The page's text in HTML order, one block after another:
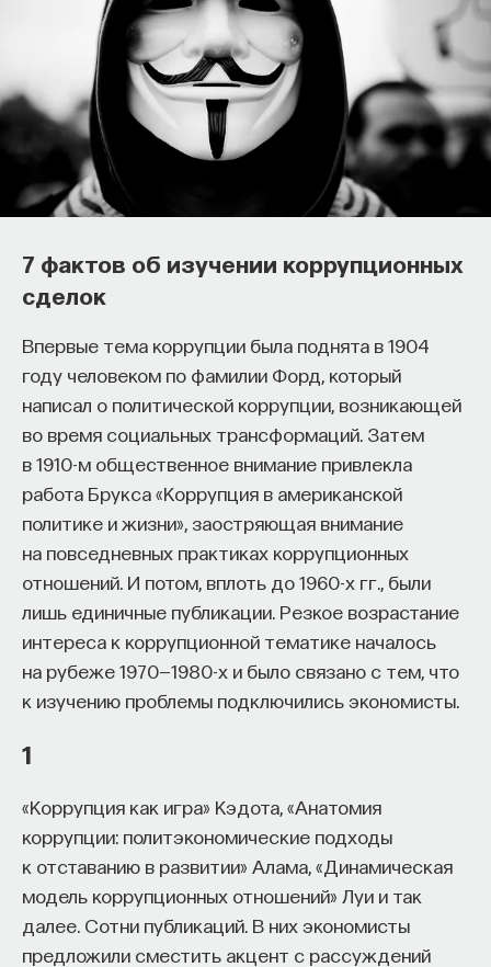
7 фактов об изучении коррупционных
сделок
Впервые тема коррупции была поднята в 1904
году человеком по фамилии Форд, который
написал о политической коррупции, возникающей
во время социальных трансформаций. Затем
в 1910-м общественное внимание привлекла
работа Брукса «Коррупция в американской
политике и жизни», заостряющая внимание
на повседневных практиках коррупционных
отношений. И потом, вплоть до 1960-х гг., были
лишь единичные публикации. Резкое возрастание
интереса к коррупционной тематике началось
на рубеже 1970—1980-х и было связано с тем, что
к изучению проблемы подключились экономисты.
1
«Коррупция как игра» Кэдота, «Анатомия
коррупции: политэкономические подходы
к отставанию в развитии» Алама, «Динамическая
модель коррупционных отношений» Луи и так
далее. Сотни публикаций. В них экономисты
предложили сместить акцент с рассуждений
но как он работает и можно ли его
приручить?
Как устроен самый важный и таинственный
процесс в организме? Какую роль играет
состояние сна для жизни человека? Что
происходит с нами, пока мы спим: какие циклы
мы проходим, какие механизмы задействованы?
Что нужно сделать, чтобы за ночь наши ресурсы
восполнялись и мы просыпались отдохнувшими.
Ответы на эти и другие вопросы можно найти,
записавшись на курс «Наука сна: как управлять
своим сном».
Пройдя этот курс, вы научитесь:
— Лучше понимать, что происходит с нами
— Определять, какими способами можно
улучшить свой сон
— Использовать когнитивно-поведенческую
терапию и другие подходы при нарушениях